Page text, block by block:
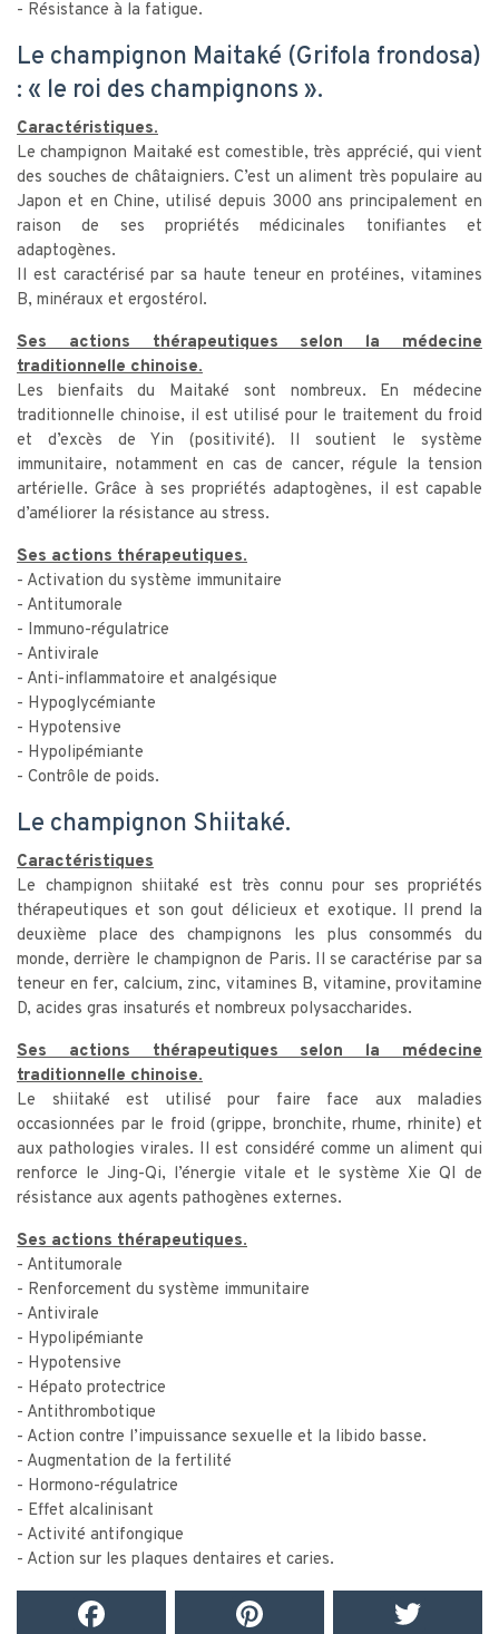
- Résistance à la fatigue.
Le champignon Maitaké (Grifola frondosa)
: « le roi des champignons ».
Caractéristiques.
Le champignon Maitaké est comestible, très apprécié, qui vient
des souches de châtaigniers. C’est un aliment très populaire au
Japon et en Chine, utilisé depuis 3000 ans principalement en
raison de ses propriétés médicinales tonifiantes et
adaptogènes.
Il est caractérisé par sa haute teneur en protéines, vitamines
B, minéraux et ergostérol.
Ses actions thérapeutiques selon la médecine
traditionnelle chinoise.
Les bienfaits du Maitaké sont nombreux. En médecine
traditionnelle chinoise, il est utilisé pour le traitement du froid
et d’excès de Yin (positivité). Il soutient le système
immunitaire, notamment en cas de cancer, régule la tension
artérielle. Grâce à ses propriétés adaptogènes, il est capable
d’améliorer la résistance au stress.
Ses actions thérapeutiques.
- Activation du système immunitaire
- Antitumorale
- Immuno-régulatrice
- Antivirale
- Anti-inflammatoire et analgésique
- Hypoglycémiante
- Hypotensive
- Hypolipémiante
- Contrôle de poids.
Le champignon Shiitaké.
Caractéristiques
Le champignon shiitaké est très connu pour ses propriétés
thérapeutiques et son gout délicieux et exotique. Il prend la
deuxième place des champignons les plus consommés du
monde, derrière le champignon de Paris. Il se caractérise par sa
teneur en fer, calcium, zinc, vitamines B, vitamine, provitamine
D, acides gras insaturés et nombreux polysaccharides.
Ses actions thérapeutiques selon la médecine
traditionnelle chinoise.
Le shiitaké est utilisé pour faire face aux maladies
occasionnées par le froid (grippe, bronchite, rhume, rhinite) et
aux pathologies virales. Il est considéré comme un aliment qui
renforce le Jing-Qi, l’énergie vitale et le système Xie QI de
résistance aux agents pathogènes externes.
Ses actions thérapeutiques.
- Antitumorale
- Renforcement du système immunitaire
- Antivirale
- Hypolipémiante
- Hypotensive
- Hépato protectrice
- Antithrombotique
- Action contre l’impuissance sexuelle et la libido basse.
- Augmentation de la fertilité
- Hormono-régulatrice
- Effet alcalinisant
- Activité antifongique
- Action sur les plaques dentaires et caries.